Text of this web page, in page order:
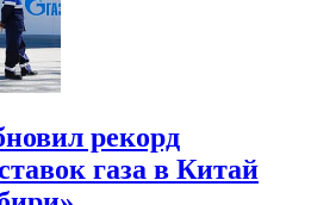
рекорд
газа в Китай